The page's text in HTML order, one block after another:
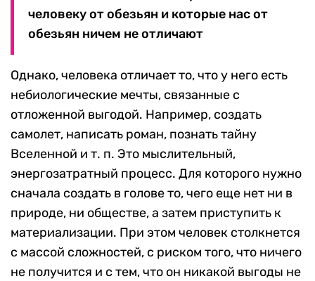
человеку от обезьян и которые нас от
обезьян ничем не отличают
Однако, человека отличает то, что у него есть
небиологические мечты, связанные с
отложенной выгодой. Например, создать
самолет, написать роман, познать тайну
Вселенной и т. п. Это мыслительный,
энергозатратный процесс. Для которого нужно
сначала создать в голове то, чего еще нет ни в
природе, ни обществе, а затем приступить к
материализации. При этом человек столкнется
с массой сложностей, с риском того, что ничего
не получится и с тем, что он никакой выгоды не